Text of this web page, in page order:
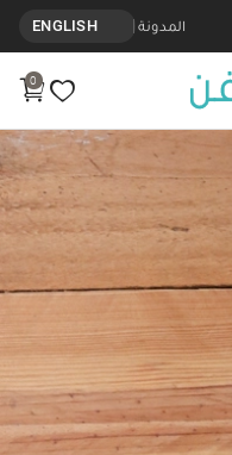
المدونة ENGLISH
0